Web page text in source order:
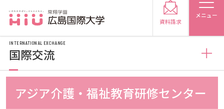
メニュー
受験生の方
資料請求
アジア介護・福祉教育研修センター
INTERNATIONAL EXCHANGE
国際交流
国際交流